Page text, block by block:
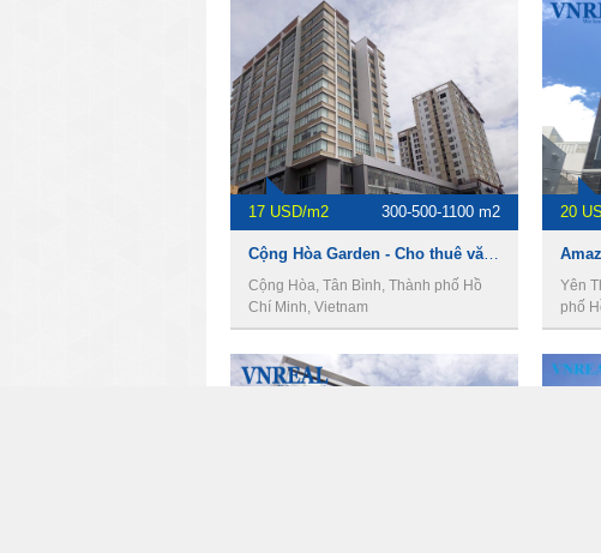
17 USD/m2 300-500-1100 m2
Cộng Hòa, Tân Bình, Thành phố Hồ
Chí Minh, Vietnam
20
Yên
phố